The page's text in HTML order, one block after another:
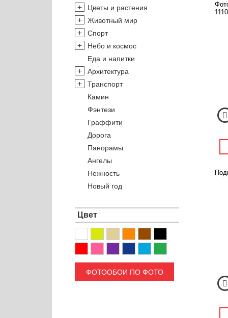
Цветы и растения
Животный мир
Спорт
Небо и космос
Еда и напитки
Архитектура
Транспорт
Камин
Фэнтези
Граффити
Дорога
Панорамы
Ангелы
Нежность
Новый год
Цвет
ФОТООБОИ ПО ФОТО